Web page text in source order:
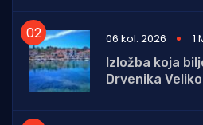
06 kol. 2026
1
Izložba koja
Drvenika